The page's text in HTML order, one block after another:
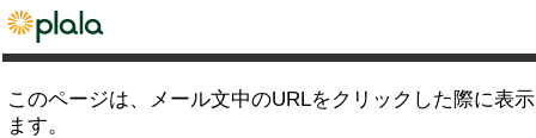
このページは、メール文中のURLをクリックした際に表
ます。